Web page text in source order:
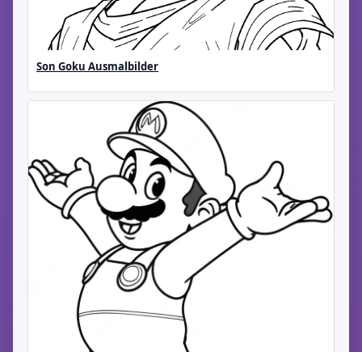
Son Goku Ausmalbilder